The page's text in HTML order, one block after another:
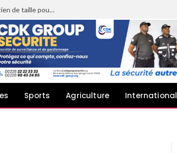
Sheyi Adebayor aux côtés de CDK GROUP : Un soutien de taille pour le concert de Joachin Migos
Sports Agriculture International